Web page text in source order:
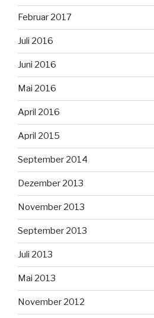
Februar 2017
Juli 2016
Juni 2016
Mai 2016
April 2016
April 2015
September 2014
Dezember 2013
November 2013
September 2013
Juli 2013
Mai 2013
November 2012